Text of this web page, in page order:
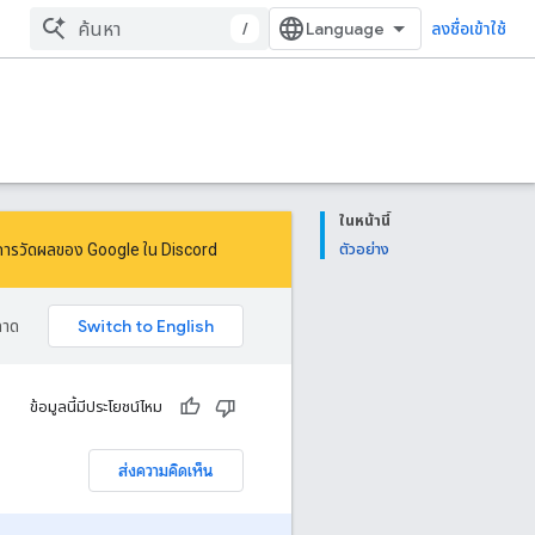
/ ลงชื่อเข้าใช้
ในหน้านี้
ตัวอย่าง
รวัดผลของ Google ใน Discord
ด
ข้อมูลนี้มีประโยชน์ไหม
ส่งความคิดเห็น